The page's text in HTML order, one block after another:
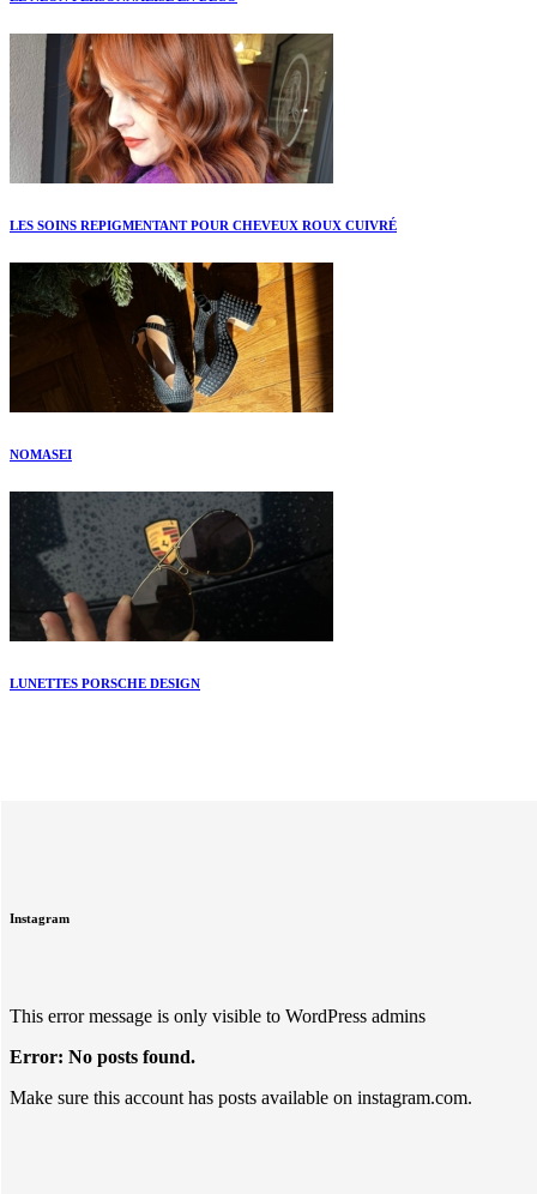
LES SOINS REPIGMENTANT POUR CHEVEUX ROUX CUIVRÉ
NOMASEI
LUNETTES PORSCHE DESIGN
Instagram
This error message is only visible to WordPress admins
Error: No posts found.
Make sure this account has posts available on instagram.com.